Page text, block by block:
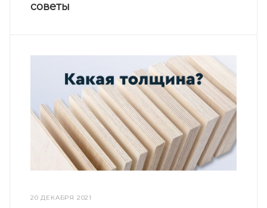
советы
20 ДЕКАБРЯ 2021